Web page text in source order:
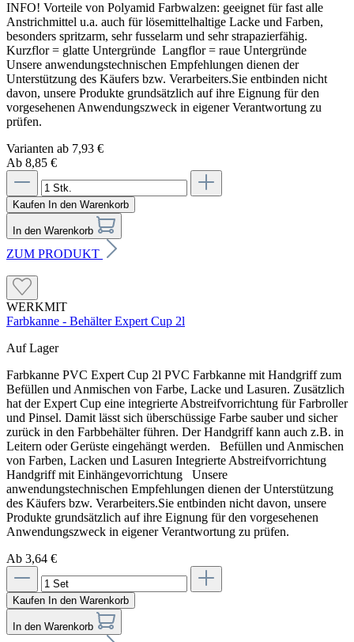
INFO! Vorteile von Polyamid Farbwalzen: geeignet für fast alle
Anstrichmittel u.a. auch für lösemittelhaltige Lacke und Farben,
besonders spritzarm, sehr fusselarm und sehr strapazierfähig.
Kurzflor = glatte Untergründe Langflor = raue Untergründe
Unsere anwendungstechnischen Empfehlungen dienen der
Unterstützung des Käufers bzw. Verarbeiters.Sie entbinden nicht
davon, unsere Produkte grundsätzlich auf ihre Eignung für den
vorgesehenen Anwendungszweck in eigener Verantwortung zu
prüfen.
Varianten ab 7,93 €
Ab 8,85 €
Kaufen In den Warenkorb
In den Warenkorb
ZUM PRODUKT
WERKMIT
Farbkanne - Behälter Expert Cup 2l
Auf Lager
Farbkanne PVC Expert Cup 2l PVC Farbkanne mit Handgriff zum
Befüllen und Anmischen von Farbe, Lacke und Lasuren. Zusätzlich
hat der Expert Cup eine integrierte Abstreifvorrichtung für Farbroller
und Pinsel. Damit lässt sich überschüssige Farbe sauber und sicher
zurück in den Farbbehälter führen. Der Handgriff kann auch z.B. in
Leitern oder Gerüste eingehängt werden. Befüllen und Anmischen
von Farben, Lacken und Lasuren Integrierte Abstreifvorrichtung
Handgriff mit Einhängevorrichtung Unsere
anwendungstechnischen Empfehlungen dienen der Unterstützung
des Käufers bzw. Verarbeiters.Sie entbinden nicht davon, unsere
Produkte grundsätzlich auf ihre Eignung für den vorgesehenen
Anwendungszweck in eigener Verantwortung zu prüfen.
Ab 3,64 €
Kaufen In den Warenkorb
In den Warenkorb